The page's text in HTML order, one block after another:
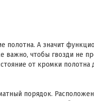
А значит
важно, чтобы гвозди не
от кромки полотна
порядок.